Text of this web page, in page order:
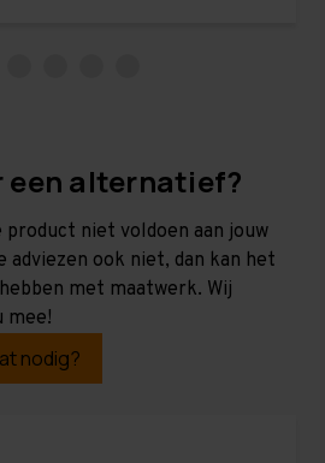
een alternatief?
product niet voldoen aan jouw
adviezen ook niet, dan kan het
met maatwerk. Wij
mee!
nodig?